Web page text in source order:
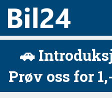
🚗
Prøv oss for